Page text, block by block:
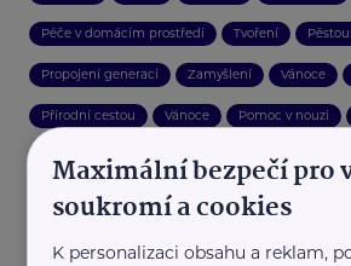
Péče v domácím prostředí Tvoření
Propojení generací Zamyšlení Vánoce
Přírodní cestou Vánoce Pomoc v nouzi
Lázně a wellness Auto, moto, řidiči
Maximální bezpečí pro
soukromí a cookies
K personalizaci obsahu a reklam,